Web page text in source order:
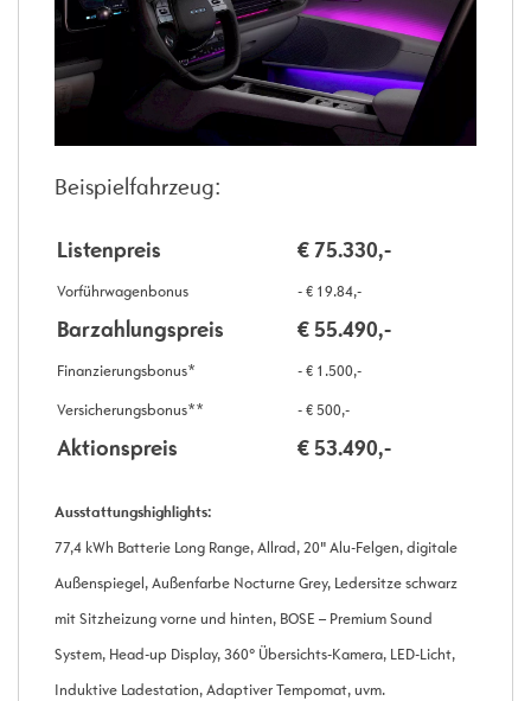
Beispielfahrzeug:
Listenpreis € 75.330,-
Vorführwagenbonus - € 19.84,-
Barzahlungspreis € 55.490,-
Finanzierungsbonus*
- € 1.500,-
Versicherungsbonus**
- € 500,-
Aktionspreis € 53.490,-
Ausstattungshighlights:
77,4 kWh Batterie Long Range, Allrad, 20" Alu-Felgen, digitale
Außenspiegel, Außenfarbe Nocturne Grey, Ledersitze schwarz
mit Sitzheizung vorne und hinten, BOSE – Premium Sound
System, Head-up Display, 360° Übersichts-Kamera, LED-Licht,
Induktive Ladestation, Adaptiver Tempomat, uvm.